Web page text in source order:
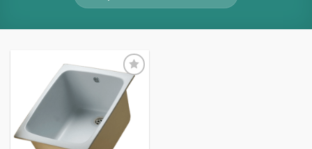
OBSERWUJ